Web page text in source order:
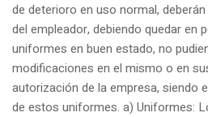
de deterioro en uso normal,
del empleador, debiendo quedar en
uniformes en buen estado, no
modificaciones en el mismo o en
autorización de la empresa, siendo
de estos uniformes. a) Uniformes: